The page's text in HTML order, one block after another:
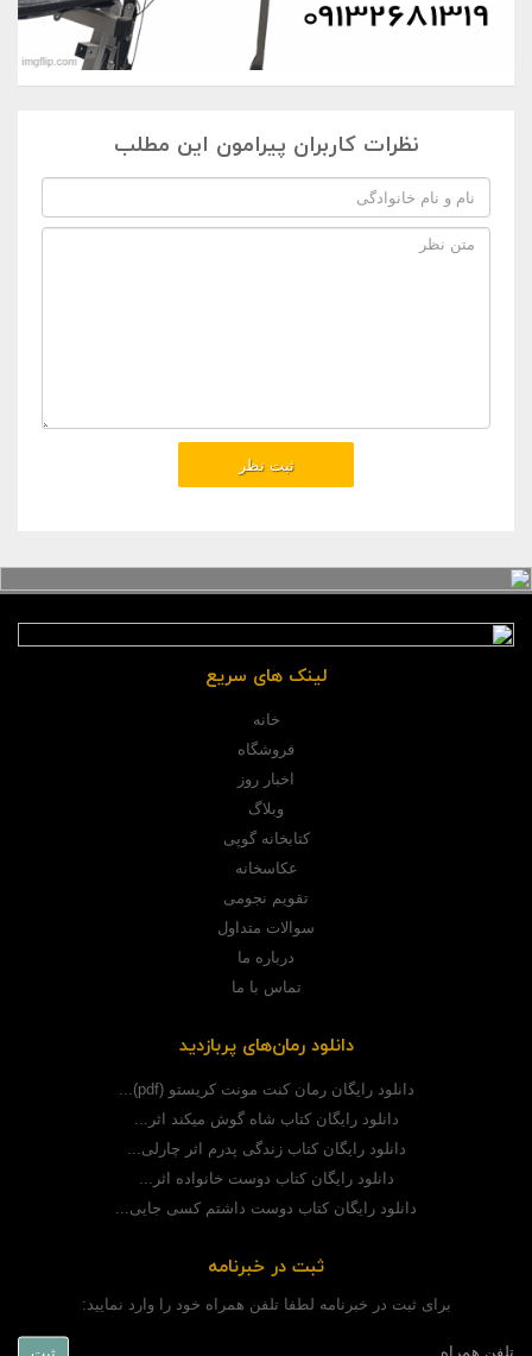
نظرات کاربران پیرامون این مطلب
لینک های سریع
خانه
فروشگاه
اخبار روز
وبلاگ
کتابخانه گوپی
عکاسخانه
تقویم نجومی
سوالات متداول
درباره ما
تماس با ما
دانلود رمان‌های پربازدید
دانلود رایگان رمان کنت مونت کریستو (pdf)...
دانلود رایگان کتاب شاه گوش میکند اثر...
دانلود رایگان کتاب زندگی پدرم اثر چارلی...
دانلود رایگان کتاب دوست خانواده اثر...
دانلود رایگان کتاب دوست داشتم کسی جایی...
ثبت در خبرنامه
برای ثبت در خبرنامه لطفا تلفن همراه خود را وارد نمایید: